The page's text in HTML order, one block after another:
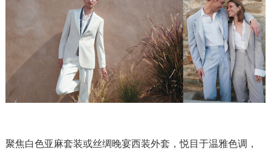
聚焦白色亚麻套装或丝绸晚宴西装外套，悦目于温雅色调，